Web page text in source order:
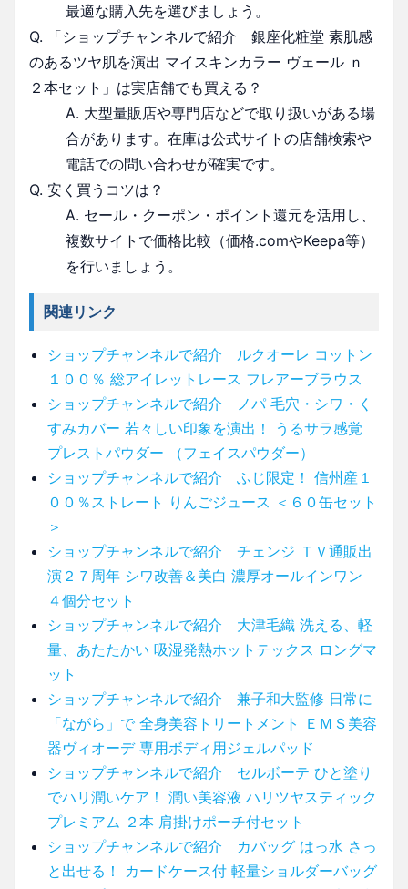
最適な購入先を選びましょう。
Q. 「ショップチャンネルで紹介 銀座化粧堂 素肌感
のあるツヤ肌を演出 マイスキンカラー ヴェール ｎ
２本セット」は実店舗でも買える？
A. 大型量販店や専門店などで取り扱いがある場
合があります。在庫は公式サイトの店舗検索や
電話での問い合わせが確実です。
Q. 安く買うコツは？
A. セール・クーポン・ポイント還元を活用し、
複数サイトで価格比較（価格.comやKeepa等）
を行いましょう。
関連リンク
ショップチャンネルで紹介 ルクオーレ コットン
１００％ 総アイレットレース フレアーブラウス
ショップチャンネルで紹介 ノパ 毛穴・シワ・く
すみカバー 若々しい印象を演出！ うるサラ感覚
プレストパウダー （フェイスパウダー）
ショップチャンネルで紹介 ふじ限定！ 信州産１
００％ストレート りんごジュース ＜６０缶セット
＞
ショップチャンネルで紹介 チェンジ ＴＶ通販出
演２７周年 シワ改善＆美白 濃厚オールインワン
４個分セット
ショップチャンネルで紹介 大津毛織 洗える、軽
量、あたたかい 吸湿発熱ホットテックス ロングマ
ット
ショップチャンネルで紹介 兼子和大監修 日常に
「ながら」で 全身美容トリートメント ＥＭＳ美容
器ヴィオーデ 専用ボディ用ジェルパッド
ショップチャンネルで紹介 セルボーテ ひと塗り
でハリ潤いケア！ 潤い美容液 ハリツヤスティック
プレミアム ２本 肩掛けポーチ付セット
ショップチャンネルで紹介 カバッグ はっ水 さっ
と出せる！ カードケース付 軽量ショルダーバッグ